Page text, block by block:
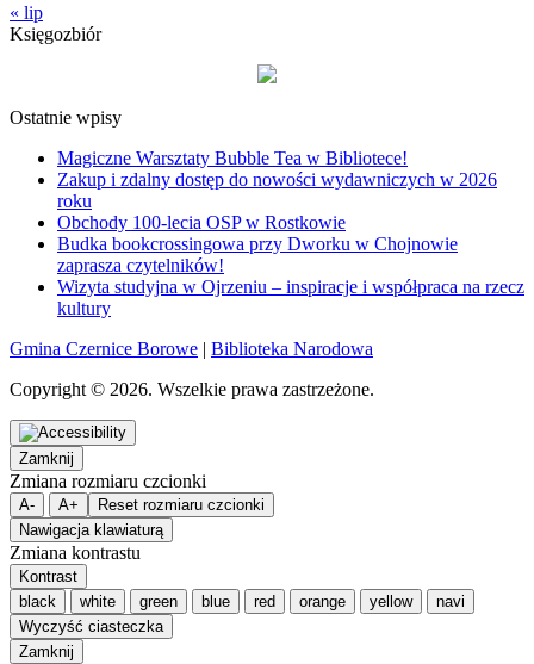
« lip
Księgozbiór
Ostatnie wpisy
Magiczne Warsztaty Bubble Tea w Bibliotece!
Zakup i zdalny dostęp do nowości wydawniczych w 2026
roku
Obchody 100-lecia OSP w Rostkowie
Budka bookcrossingowa przy Dworku w Chojnowie
zaprasza czytelników!
Wizyta studyjna w Ojrzeniu – inspiracje i współpraca na rzecz
kultury
Gmina Czernice Borowe | Biblioteka Narodowa
Copyright © 2026. Wszelkie prawa zastrzeżone.
Zamknij
Zmiana rozmiaru czcionki
A- A+
Reset rozmiaru czcionki
Nawigacja klawiaturą
Zmiana kontrastu
Kontrast
black
white green blue red orange yellow
navi
Wyczyść ciasteczka
Zamknij